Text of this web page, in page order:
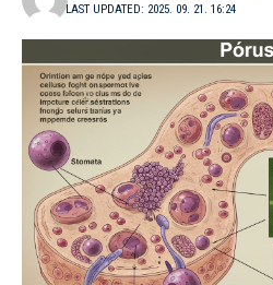
LAST UPDATED: 2025. 09. 21. 16:24